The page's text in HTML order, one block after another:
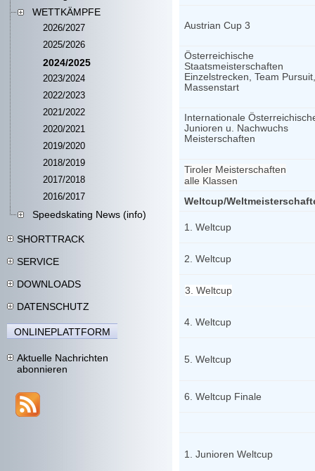
WETTKÄMPFE
2026/2027
2025/2026
2024/2025
2023/2024
2022/2023
2021/2022
2020/2021
2019/2020
2018/2019
2017/2018
2016/2017
Speedskating News (info)
SHORTTRACK
SERVICE
DOWNLOADS
DATENSCHUTZ
ONLINEPLATTFORM
Aktuelle Nachrichten
abonnieren
Austrian Cup 3
Österreichische
Staatsmeisterschaften
Einzelstrecken, Team Pursuit,
Massenstart
Internationale
Junioren u. Nachwuchs
Meisterschaften
Tiroler Meisterschaften
alle Klassen
Weltcup/
1. Weltcup
2. Weltcup
3. Weltcup
4. Weltcup
5. Weltcup
6. Weltcup Finale
1. Junioren Weltcup